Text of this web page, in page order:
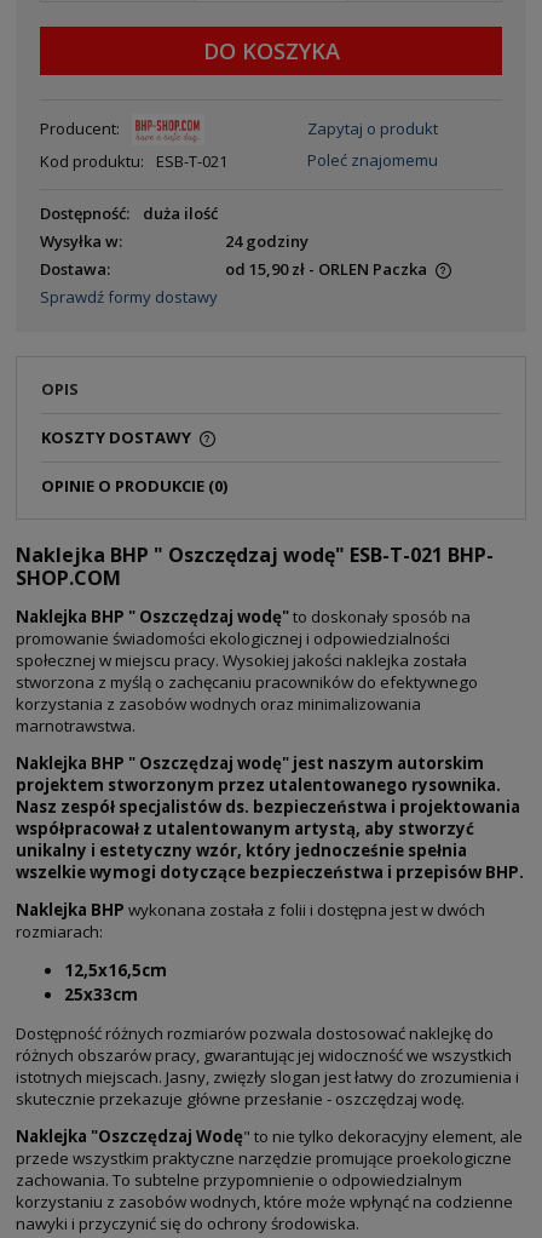
DO KOSZYKA
Producent:
Kod produktu:
ESB-T-021
Zapytaj o produkt
Poleć znajomemu
Dostępność:
duża ilość
Wysyłka w:
24 godziny
Dostawa:
od 15,90 zł - ORLEN Paczka
Sprawdź formy dostawy
OPIS
KOSZTY DOSTAWY
OPINIE O PRODUKCIE (0)
Naklejka BHP " Oszczędzaj wodę" ESB-T-021 BHP-
SHOP.COM
Naklejka BHP " Oszczędzaj wodę"to doskonały sposób na
promowanie świadomości ekologicznej i odpowiedzialności
społecznej w miejscu pracy. Wysokiej jakości naklejka została
stworzona z myślą o zachęcaniu pracowników do efektywnego
korzystania z zasobów wodnych oraz minimalizowania
marnotrawstwa.
Naklejka BHP " Oszczędzaj wodę" jest naszym autorskim
projektem stworzonym przez utalentowanego rysownika.
Nasz zespół specjalistów ds. bezpieczeństwa i projektowania
współpracował z utalentowanym artystą, aby stworzyć
unikalny i estetyczny wzór, który jednocześnie spełnia
wszelkie wymogi dotyczące bezpieczeństwa i przepisów BHP.
Naklejka BHP wykonana została z folii i dostępna jest w dwóch
rozmiarach:
12,5x16,5cm
25x33cm
Dostępność różnych rozmiarów pozwala dostosować naklejkę do
różnych obszarów pracy, gwarantując jej widoczność we wszystkich
istotnych miejscach. Jasny, zwięzły slogan jest łatwy do zrozumienia i
skutecznie przekazuje główne przesłanie - oszczędzaj wodę.
Naklejka "Oszczędzaj Wodę" to nie tylko dekoracyjny element, ale
przede wszystkim praktyczne narzędzie promujące proekologiczne
zachowania. To subtelne przypomnienie o odpowiedzialnym
korzystaniu z zasobów wodnych, które może wpłynąć na codzienne
nawyki i przyczynić się do ochrony środowiska.